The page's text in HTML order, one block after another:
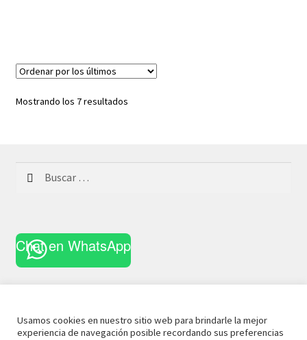
Mostrando los 7 resultadosOrdenado
Chat en WhatsApp
Usamos cookies en nuestro sitio web para brindarle la mejor
experiencia de navegación posible recordando sus preferencias